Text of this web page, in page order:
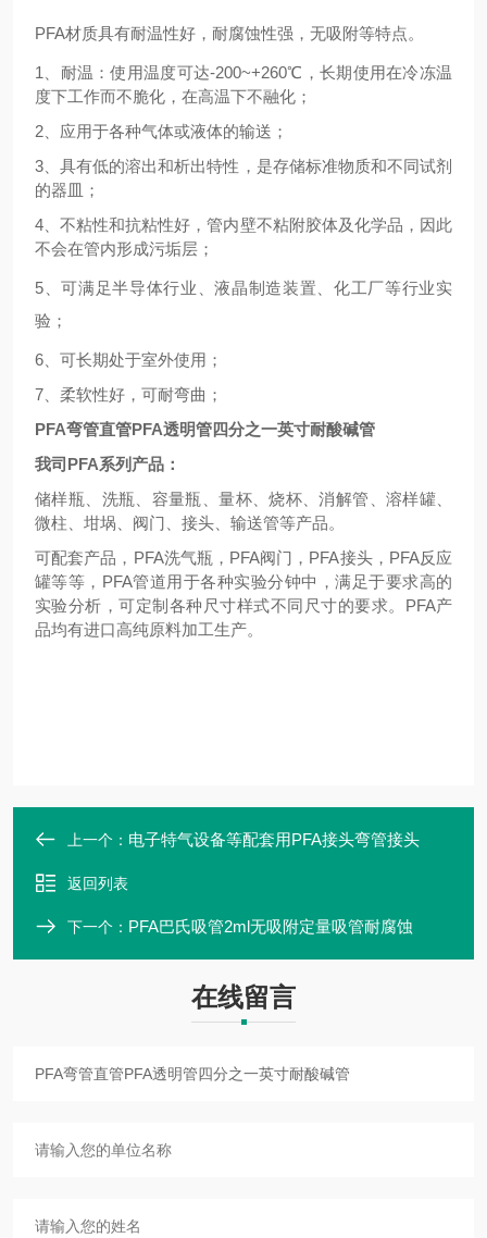
PFA材质具有耐温性好，耐腐蚀性强，无吸附等特点。
1、耐温：使用温度可达-200~+260℃， 长期使用在冷冻温
度下工作而不脆化，在高温下不融化；
2、 应用于各种气体或液体的输送；
3、具有低的溶出和析出特性，是存储标准物质和不同试剂
的器皿；
4、不粘性和抗粘性好，管内壁不粘附胶体及化学品，因此
不会在管内形成污垢层；
5、可满足半导体行业、液晶制造装置、化工厂等行业实
验；
6、 可长期处于室外使用；
7、柔软性好，可耐弯曲；
PFA弯管直管PFA透明管四分之一英寸耐酸碱管
我司PFA系列产品：
储样瓶、洗瓶、容量瓶、量杯、烧杯、消解管、溶样罐、
微柱、坩埚、阀门、接头、输送管等产品。
可配套产品，PFA洗气瓶，PFA阀门，PFA接头，PFA反应
罐等等，PFA管道用于各种实验分钟中，满足于要求高的
实验分析，可定制各种尺寸样式不同尺寸的要求。PFA产
品均有进口高纯原料加工生产。
上一个： 电子特气设备等配套用PFA接头弯管接头
返回列表
下一个： PFA巴氏吸管2ml无吸附定量吸管耐腐蚀
在线留言